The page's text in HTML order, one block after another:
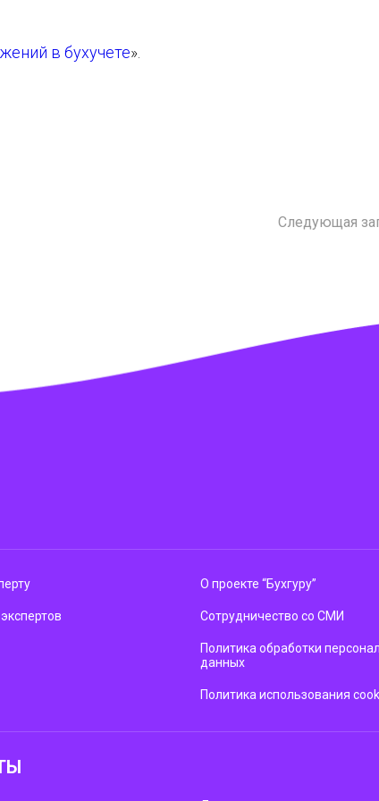
в бухучете».
Следующая
О проекте “Бухгуру”
Сотрудничество со СМИ
Политика обработки
данных
Политика использования